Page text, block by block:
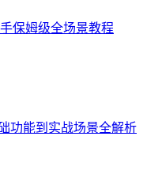
保姆级全场景教程
功能到实战场景全解析